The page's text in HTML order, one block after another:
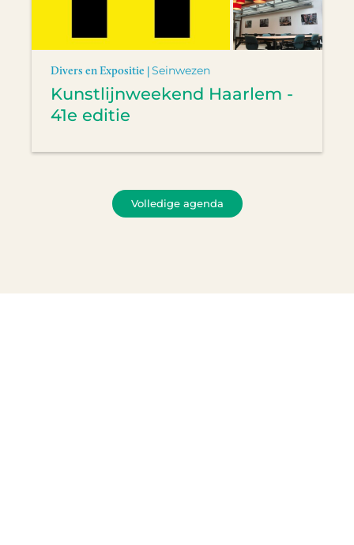
Divers en Expositie |Seinwezen
Kunstlijnweekend Haarlem -
41e editie
Volledige agenda